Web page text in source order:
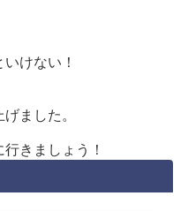
けない！
ました。
きましょう！